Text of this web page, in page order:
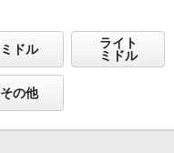
ミドル
ライト
ミドル
その他